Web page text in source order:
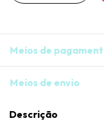
Meios de
Meios de envio
Descrição